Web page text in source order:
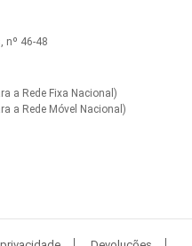
nº 46-48
a Rede Fixa Nacional)
a Rede Móvel Nacional)